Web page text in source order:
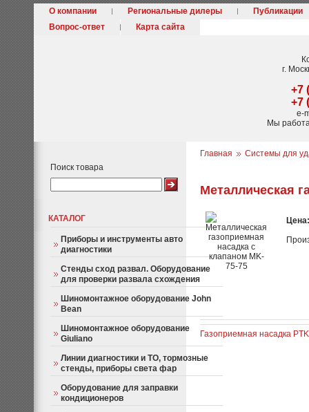
О компании Региональные дилеры
Публикации
Вопрос-ответ
Карта сайта
г.
+7
+7
e-
Мы
Поиск товара
КАТАЛОГ
Приборы и инструменты авто
диагностики
Стенды сход развал. Оборудование
для проверки развала схождения
Шиномонтажное оборудование John
Bean
Шиномонтажное оборудование
Giuliano
Линии диагностики и ТО, тормозные
стенды, приборы света фар
Оборудование для заправки
кондиционеров
Главная Системы для
Металлическая
Газоприемная насадка